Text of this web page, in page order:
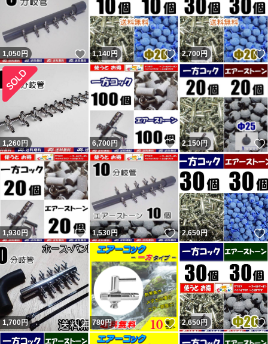
ントと異なる不適当または誤評価です（9割以上がヤフー
フリマ購入者）。 ペイペイフリマ（現ヤフーフリマ）で
は問題なければ『普通（どちらでもない）』評価（コメン
トは良い取引が出来ました）をする人が多くて出品者から
不評だった為、『どちらでもない』の評価は2022年7月に
廃止されました。
落札後に即発送、翌日発送を要求してくる人が結構います
が事前に質問欄から確認するか他で購入してください。
主に支払手続から1～2、2～3日で発送と設定して出品
し、その通り発送しています。 翌日発送とならない場合
もあります。 勝手な要求通り発送しなかったから「気分
悪い」「誠実ではない」と悪い・どちらでもない 評価し
てきた異常者達がいたので記載しておきます。
特定商取引法に基づく表記 は自己紹介欄に記載有。 質問
はオークションの『出品者への質問』からしてください。
1,050円 いいね！
1,140円 いいね！
2,700円
1,260円 6,700円 いいね！
2,150円
1,930円 いいね！
1,530円 いいね！
2,650円
1,700円 いいね！
780円 いいね！
2,650円